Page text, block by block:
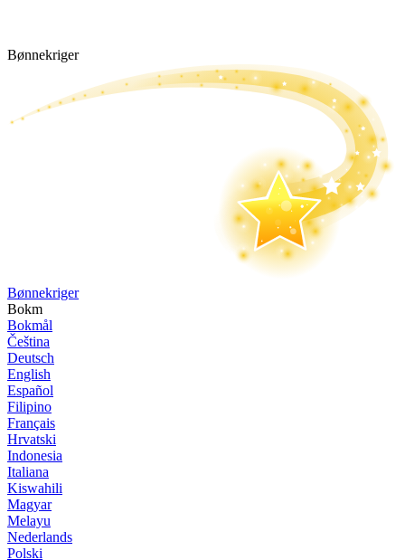
Bønne­kriger
Bønne­kriger
Bokm
Bokmål
Čeština
Deutsch
English
Español
Filipino
Français
Hrvatski
Indonesia
Italiana
Kiswahili
Magyar
Melayu
Nederlands
Polski